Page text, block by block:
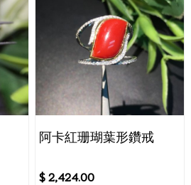
阿卡紅珊瑚葉形鑽戒
$ 2,424.00